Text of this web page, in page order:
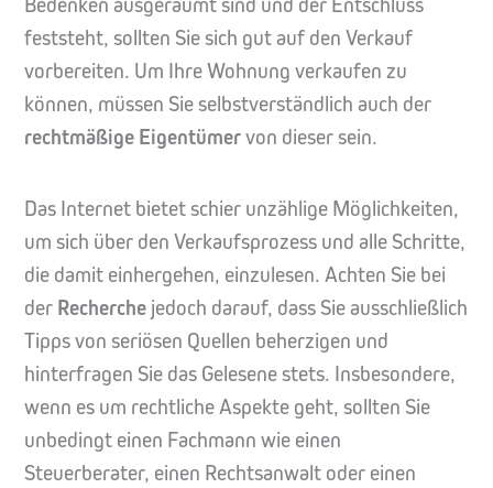
Bedenken ausgeräumt sind und der Entschluss
feststeht, sollten Sie sich gut auf den Verkauf
vorbereiten. Um Ihre Wohnung verkaufen zu
können, müssen Sie selbstverständlich auch der
rechtmäßige Eigentümervon dieser sein.
Das Internet bietet schier unzählige Möglichkeiten,
um sich über den Verkaufsprozess und alle Schritte,
die damit einhergehen, einzulesen. Achten Sie bei
der Recherche jedoch darauf, dass Sie ausschließlich
Tipps von seriösen Quellen beherzigen und
hinterfragen Sie das Gelesene stets. Insbesondere,
wenn es um rechtliche Aspekte geht, sollten Sie
unbedingt einen Fachmann wie einen
Steuerberater, einen Rechtsanwalt oder einen